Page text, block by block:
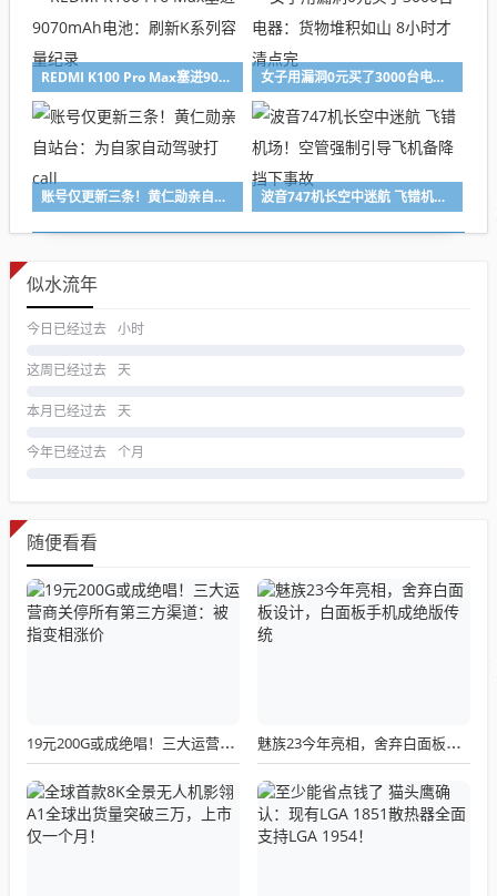
REDMI K100 Pro Max塞进9070mAh电池：刷新K系列容量纪录 女子用漏洞0元买了3000台电器：货物堆积如山 8小时才清点完
账号仅更新三条！黄仁勋亲自站台：为自家自动驾驶打call 波音747机长空中迷航 飞错机场！空管强制引导飞机备降 挡下事故
似水流年
今日已经过去 小时
这周已经过去 天
本月已经过去 天
今年已经过去 个月
随便看看
19元200G或成绝唱！三大运营商关停所有第三方渠道：被指变相涨价 魅族23今年亮相，舍弃白面板设计，白面板手机成绝版传统